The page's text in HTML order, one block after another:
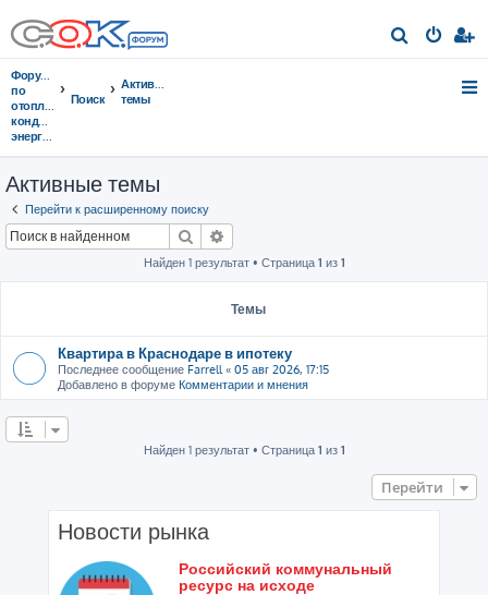
о
Форумы
по
отоплению,
кондиционированию,
энергосбережению
Поиск
Активные
темы
Активные темы
Перейти к расширенному поиску
Поиск
Найден 1 результат • Страница 1 из 1
Темы
Квартира в Краснодаре в ипотеку
Последнее сообщение Farrell « 05 авг 2026, 17:15
Добавлено в форуме Комментарии и мнения
Найден 1 результат • Страница 1 из 1
Перейти
Новости рынка
Российский коммунальный
ресурс на исходе